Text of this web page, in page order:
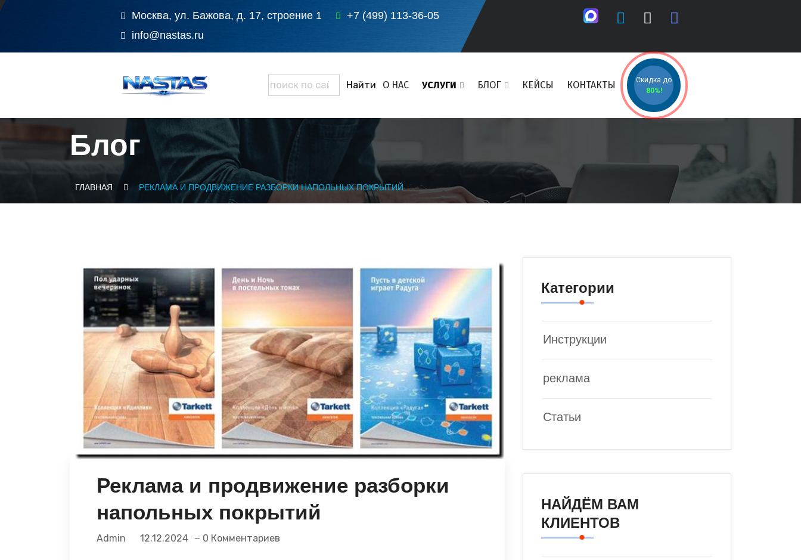
Москва, ул. Бажова, д. 17, строение 1
+7 (499) 113-36-05
info@nastas.ru
О НАС УСЛУГИ БЛОГ КЕЙСЫ КОНТАКТЫ
Скидка до
80%!
Блог
ГЛАВНАЯ РЕКЛАМА И ПРОДВИЖЕНИЕ РАЗБОРКИ НАПОЛЬНЫХ ПОКРЫТИЙ
Реклама и продвижение разборки
напольных покрытий
Admin 12.12.2024 0 Комментариев
Категории
Инструкции
реклама
Статьи
НАЙДЁМ ВАМ
КЛИЕНТОВ